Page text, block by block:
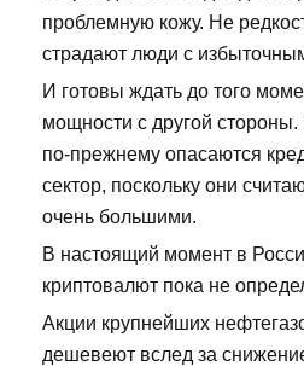
проблемную кожу. Не
страдают люди с
И готовы ждать до того
мощности с другой
по-прежнему опасаются
сектор, поскольку они
очень большими.
В настоящий момент в
криптовалют пока не
Акции крупнейших
дешевеют вслед за